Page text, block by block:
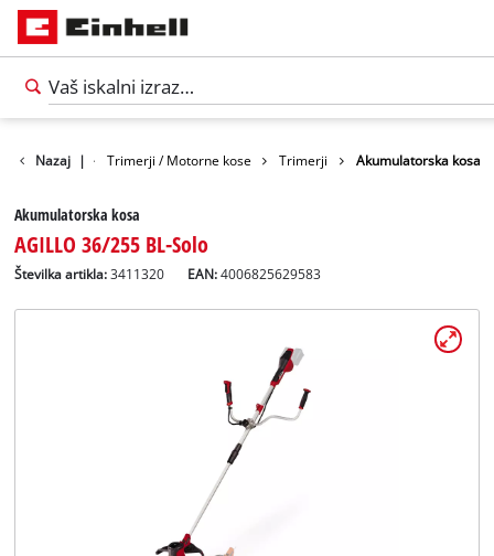
Nazaj |
Vrt Trimerji / Motorne kose Trimerji Akumulatorska kosa
Akumulatorska kosa
AGILLO 36/255 BL-Solo
Številka artikla: 3411320 EAN:4006825629583